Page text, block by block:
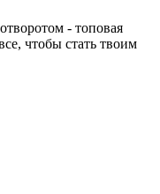
- топовая
чтобы стать твоим